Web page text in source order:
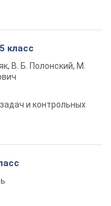
класс
В. Б. Полонский, М.
и контрольных